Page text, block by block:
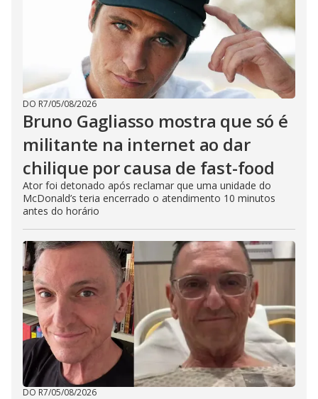
DO R7/05/08/2026
Bruno Gagliasso mostra que só é
militante na internet ao dar
chilique por causa de fast-food
Ator foi detonado após reclamar que uma unidade do
McDonald’s teria encerrado o atendimento 10 minutos
antes do horário
DO R7/05/08/2026